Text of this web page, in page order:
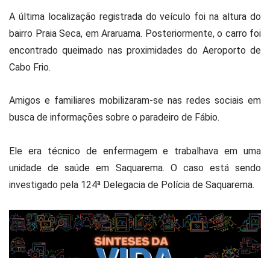
A última localização registrada do veículo foi na altura do
bairro Praia Seca, em Araruama. Posteriormente, o carro foi
encontrado queimado nas proximidades do Aeroporto de
Cabo Frio.
Amigos e familiares mobilizaram-se nas redes sociais em
busca de informações sobre o paradeiro de Fábio.
Ele era técnico de enfermagem e trabalhava em uma
unidade de saúde em Saquarema. O caso está sendo
investigado pela 124ª Delegacia de Polícia de Saquarema.